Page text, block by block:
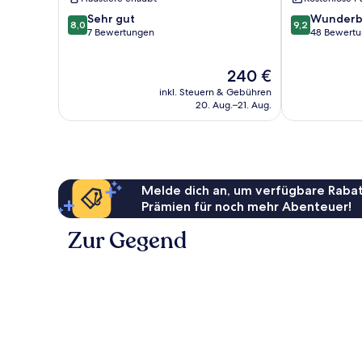
8.0
von
8,0 Sehr gut
7 Bewertungen
Der
Preis
beträgt
240 €
inkl. Steuern & Gebühren
20. Aug.–21. Aug.
9.2
von
9,2
48
Melde dich an, um verfügbare
Prämien für noch mehr Abenteuer!
Zur Gegend